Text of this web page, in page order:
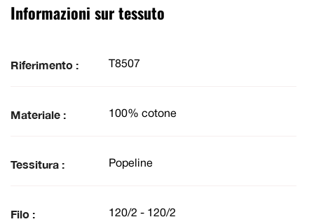
Informazioni sur tessuto
Riferimento : T8507
Materiale : 100% cotone
Tessitura : Popeline
Filo : 120/2 - 120/2